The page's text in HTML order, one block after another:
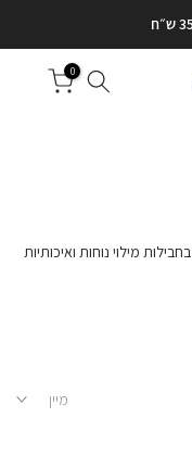
0
מילוי נוחות ואיכותיות
מיין